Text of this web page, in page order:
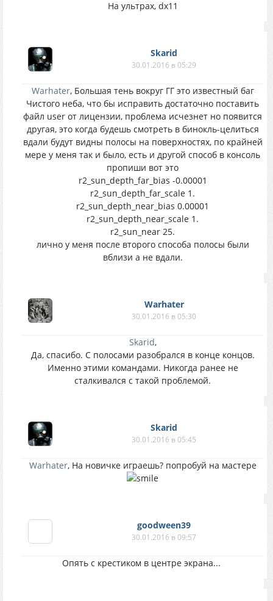
На ультрах, dx11
Skarid
30.01.2016 в 05:29
Warhater, Большая тень вокруг ГГ это известный баг
Чистого неба, что бы исправить достаточно поставить
файл user от лицензии, проблема исчезнет но появится
другая, это когда будешь смотреть в бинокль-целиться
вдали будут видны полосы на поверхностях, по крайней
мере у меня так и было, есть и другой способ в консоль
пропиши вот это
r2_sun_depth_far_bias -0.00001
r2_sun_depth_far_scale 1.
r2_sun_depth_near_bias 0.00001
r2_sun_depth_near_scale 1.
r2_sun_near 25.
лично у меня после второго способа полосы были
вблизи а не вдали.
Warhater
30.01.2016 в 05:30
Skarid,
Да, спасибо. С полосами разобрался в конце концов.
Именно этими командами. Никогда ранее не
сталкивался с такой проблемой.
Skarid
30.01.2016 в 05:45
Warhater, На новичке играешь? попробуй на мастере
goodween39
30.01.2016 в 09:57
Опять с крестиком в центре экрана...